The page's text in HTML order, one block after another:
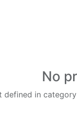
No
defined in